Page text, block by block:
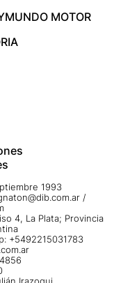
MUNDO MOTOR
1993
/
4, La Plata; Provincia
+5492215031783